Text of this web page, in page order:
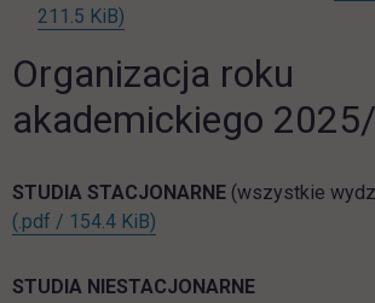
211.5 KiB)
Organizacja roku
akademickiego
STUDIA STACJONARNE (wszystkie
(.pdf / 154.4 KiB)
STUDIA NIESTACJONARNE